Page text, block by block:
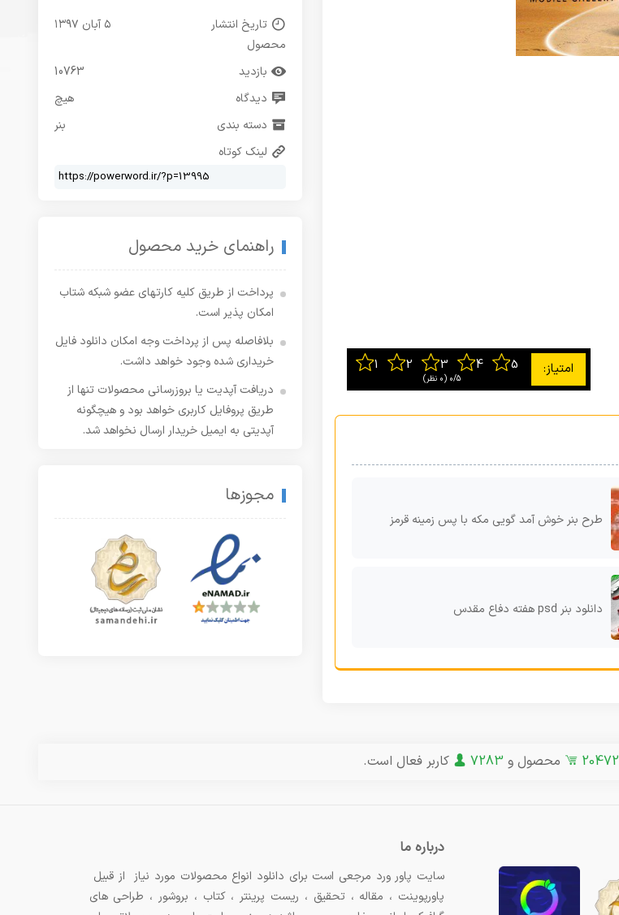
0/5 ‫(0 نظر)
طرح بنر خوش آمد گویی مکه با پس زمینه قرمز
دانلود بنر psd هفته دفاع مقدس
تاریخ انتشار
محصول
۵ آبان ۱۳۹۷
بازدید
10763
دیدگاه
هیچ
دسته بندی
بنر
لینک کوتاه
راهنمای خرید محصول
پرداخت از طریق کلیه کارتهای عضو شبکه شتاب
امکان پذیر است.
بلافاصله پس از پرداخت وجه امکان دانلود فایل
خریداری شده وجود خواهد داشت.
دریافت آپدیت یا بروزرسانی محصولات تنها از
طریق پروفایل کاربری خواهد بود و هیچگونه
آپدیتی به ایمیل خریدار ارسال نخواهد شد.
مجوزها
20472 محصول و 7283 کاربر فعال است.
درباره ما
سایت پاور ورد مرجعی است برای دانلود انواع محصولات مورد نیاز از قبیل
پاورپوینت ، مقاله ، تحقیق ، ریست پرینتر ، کتاب ، بروشور ، طراحی های